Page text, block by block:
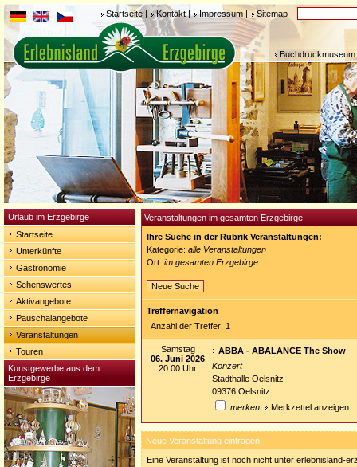
Startseite | Kontakt | Impressum | Sitemap
Urlaub im Erzgebirge
Startseite
Unterkünfte
Gastronomie
Sehenswertes
Aktivangebote
Pauschalangebote
Veranstaltungen
Touren
Kunstgewerbe aus dem
Erzgebirge
Veranstaltungen im gesamten Erzgebirge
Ihre Suche in der Rubrik Veranstaltungen:
Kategorie: alle Veranstaltungen
Ort: im gesamten Erzgebirge
Neue Suche
Treffernavigation
Anzahl der Treffer: 1
Samstag
06. Juni 2026
20:00 Uhr
ABBA - ABALANCE The Show
Konzert
Stadthalle Oelsnitz
09376 Oelsnitz
merken| Merkzettel anzeigen
Neue Veranstaltung eintragen
Eine Veranstaltung ist noch nicht unter erlebnisland-